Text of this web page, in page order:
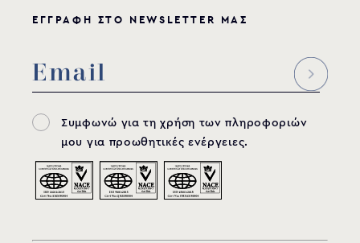
ΕΓΓΡΑΦΗ ΣΤΟ NEWSLETTER ΜΑΣ
Συμφωνώ για τη χρήση των πληροφοριών
μου για προωθητικές ενέργειες.